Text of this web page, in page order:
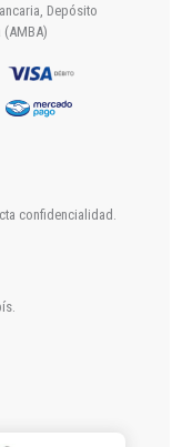
Depósito
confidencialidad.